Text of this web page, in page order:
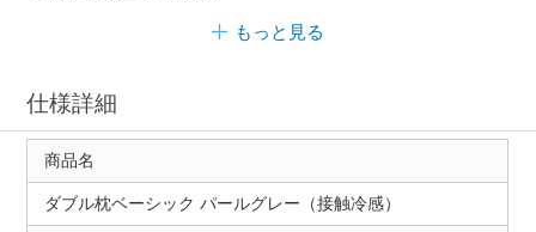
もっと見る
仕様詳細
商品名
ダブル枕ベーシック パールグレー（接触冷感）